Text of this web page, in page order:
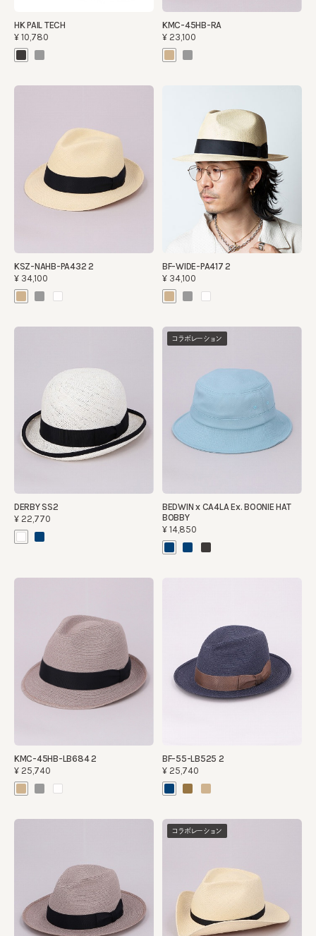
HK PAIL TECH
¥10,780
KMC-45HB-RA
¥23,100
KSZ-NAHB-PA432 2
¥34,100
BF-WIDE-PA417 2
¥34,100
DERBY SS2
¥22,770
コラボレーション
BEDWIN x CA4LA Ex. BOONIE HAT
BOBBY
¥14,850
KMC-45HB-LB684 2
¥25,740
BF-55-LB525 2
¥25,740
コラボレーション